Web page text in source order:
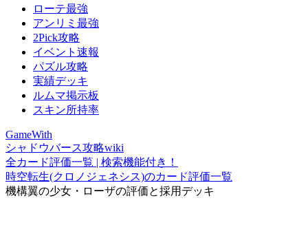
ローテ最強
アンリミ最強
2Pick攻略
イベント速報
パズル攻略
実績デッキ
ルムマ掲示板
スキン所持率
GameWith
シャドウバース攻略wiki
全カード評価一覧 | 検索機能付き！
時空転生(クロノジェネシス)のカード評価一覧
機構翼の少女・ローザの評価と採用デッキ